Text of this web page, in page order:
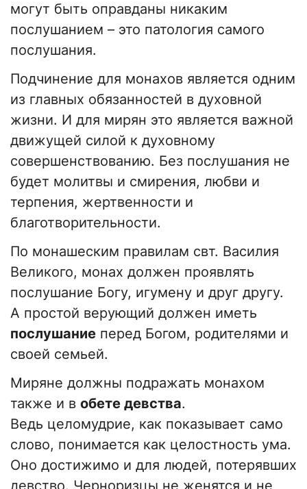
могут быть оправданы никаким
послушанием – это патология самого
послушания.
Подчинение для монахов является одним
из главных обязанностей в духовной
жизни. И для мирян это является важной
движущей силой к духовному
совершенствованию. Без послушания не
будет молитвы и смирения, любви и
терпения, жертвенности и
благотворительности.
По монашеским правилам свт. Василия
Великого, монах должен проявлять
послушание Богу, игумену и друг другу.
А простой верующий должен иметь
послушание перед Богом, родителями и
своей семьей.
Миряне должны подражать монахом
также и в обете девства.
Ведь целомудрие, как показывает само
слово, понимается как целостность ума.
Оно достижимо и для людей, потерявших